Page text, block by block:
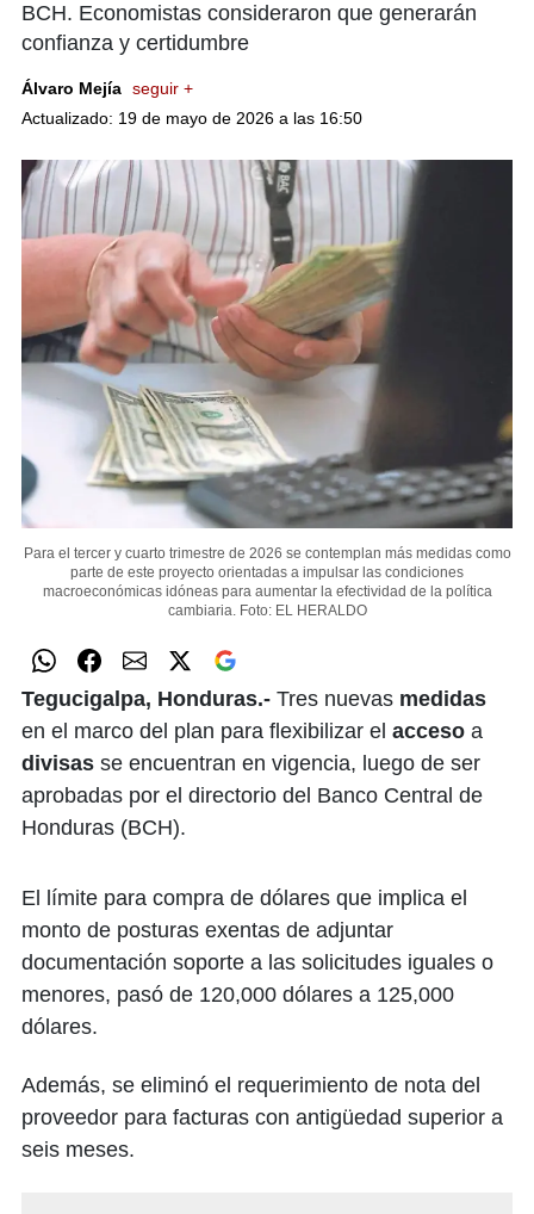
BCH. Economistas consideraron que generarán
confianza y certidumbre
Álvaro Mejía seguir +
Actualizado: 19 de mayo de 2026 a las 16:50
Para el tercer y cuarto trimestre de 2026 se contemplan más medidas como
parte de este proyecto orientadas a impulsar las condiciones
macroeconómicas idóneas para aumentar la efectividad de la política
cambiaria. Foto: EL HERALDO
Tegucigalpa, Honduras.- Tres nuevas medidas
en el marco del plan para flexibilizar el acceso a
divisas se encuentran en vigencia, luego de ser
aprobadas por el directorio del Banco Central de
Honduras (BCH).
El límite para compra de dólares que implica el
monto de posturas exentas de adjuntar
documentación soporte a las solicitudes iguales o
menores, pasó de 120,000 dólares a 125,000
dólares.
Además, se eliminó el requerimiento de nota del
proveedor para facturas con antigüedad superior a
seis meses.